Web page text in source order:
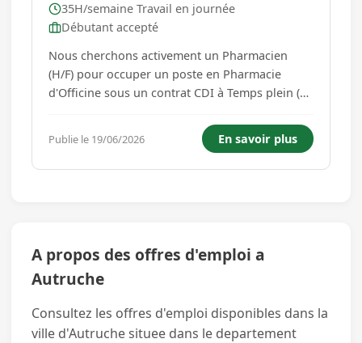
35H/semaine Travail en journée
Débutant accepté
Nous cherchons activement un Pharmacien
(H/F) pour occuper un poste en Pharmacie
d'Officine sous un contrat CDI à Temps plein (35
Obligatoire : Diplôme d'État de Docteur en
Pharmacie En savoir plus : le re...
Publie le 19/06/2026 En savoir plus
A propos des offres d'emploi a
Autruche
Consultez les offres d'emploi disponibles dans la
ville d'Autruche situee dans le departement